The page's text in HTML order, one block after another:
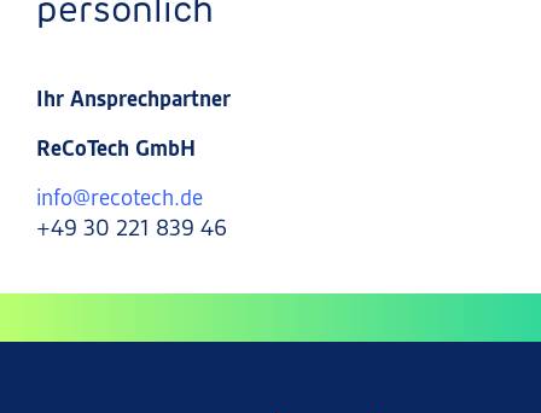
persönlich
Ihr Ansprechpartner
ReCoTech GmbH
info@recotech.de
+49 30 221 839 46